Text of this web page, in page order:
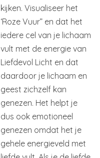
kijken. Visualiseer het
‘Roze Vuur” en dat het
iedere cel van je lichaam
vult met de energie van
Liefdevol Licht en dat
daardoor je lichaam en
geest zichzelf kan
genezen. Het helpt je
dus ook emotioneel
genezen omdat het je
gehele energieveld met